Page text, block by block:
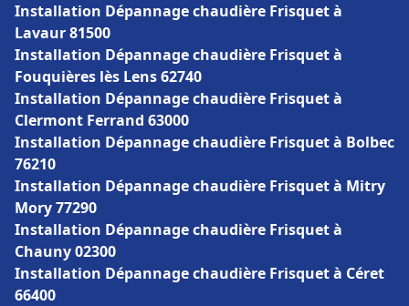
Installation Dépannage chaudière Frisquet à
Lavaur 81500
Installation Dépannage chaudière Frisquet à
Fouquières lès Lens 62740
Installation Dépannage chaudière Frisquet à
Clermont Ferrand 63000
Installation Dépannage chaudière Frisquet à Bolbec
76210
Installation Dépannage chaudière Frisquet à Mitry
Mory 77290
Installation Dépannage chaudière Frisquet à
Chauny 02300
Installation Dépannage chaudière Frisquet à Céret
66400